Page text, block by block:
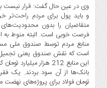
وی در عین حال گفت: قرار نیست
و باید پول برای مردم راحت‌تر
متقاضیان را بدون
فرصت خوبی است. البته منوط به
منابع مردم توسط صندوق ملی
است که نقش صندوق یعنی
این منابع 212 هزار
تومان فولاد برای پروژه‌های